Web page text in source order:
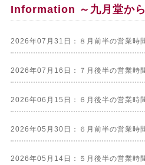
Information ～九月堂か
2026年07月31日：８月前半の営業時
2026年07月16日：７月後半の営業時
2026年06月15日：６月後半の営業時
2026年05月30日：６月前半の営業時
2026年05月14日：５月後半の営業時